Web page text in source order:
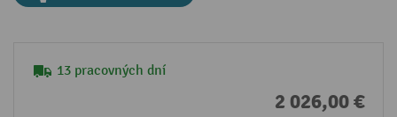
13 pracovných dní
2 026,00 €